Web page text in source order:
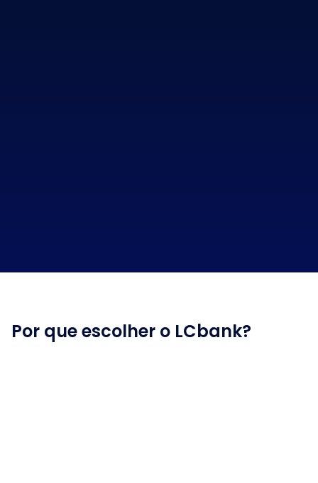
Por que escolher o LCbank?